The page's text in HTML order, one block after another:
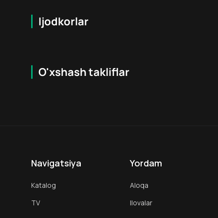
Ijodkorlar
O'xshash takliflar
Navigatsiya
Katalog
TV
Yordam
Aloqa
Ilovalar